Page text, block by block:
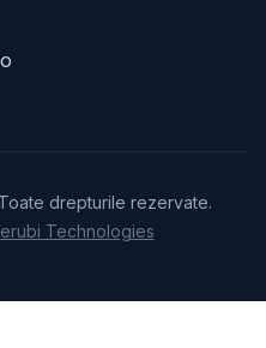
drepturile rezervate.
Technologies